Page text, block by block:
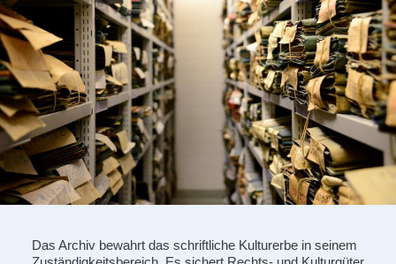
Das Archiv bewahrt das schriftliche Kulturerbe in seinem